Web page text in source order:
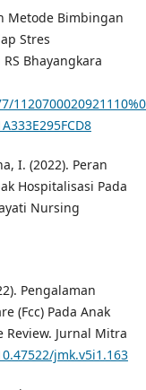
Metode Bimbingan
Stres
Bhayangkara
I. (2022). Peran
Hospitalisasi Pada
Nursing
Pengalaman
(Fcc) Pada Anak
Review. Jurnal Mitra
jmk.v5i1.163